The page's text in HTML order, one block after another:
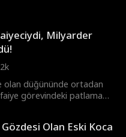
Milyarder
2k
olan düğününde ortadan
görevindeki patlamada
Bu yeni düğünde Alice
Olan Eski Koca